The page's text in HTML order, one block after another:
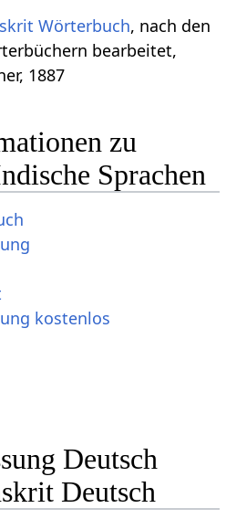
Wörterbuch, nach den
bearbeitet,
1887
zu
Sprachen
kostenlos
Deutsch
Deutsch